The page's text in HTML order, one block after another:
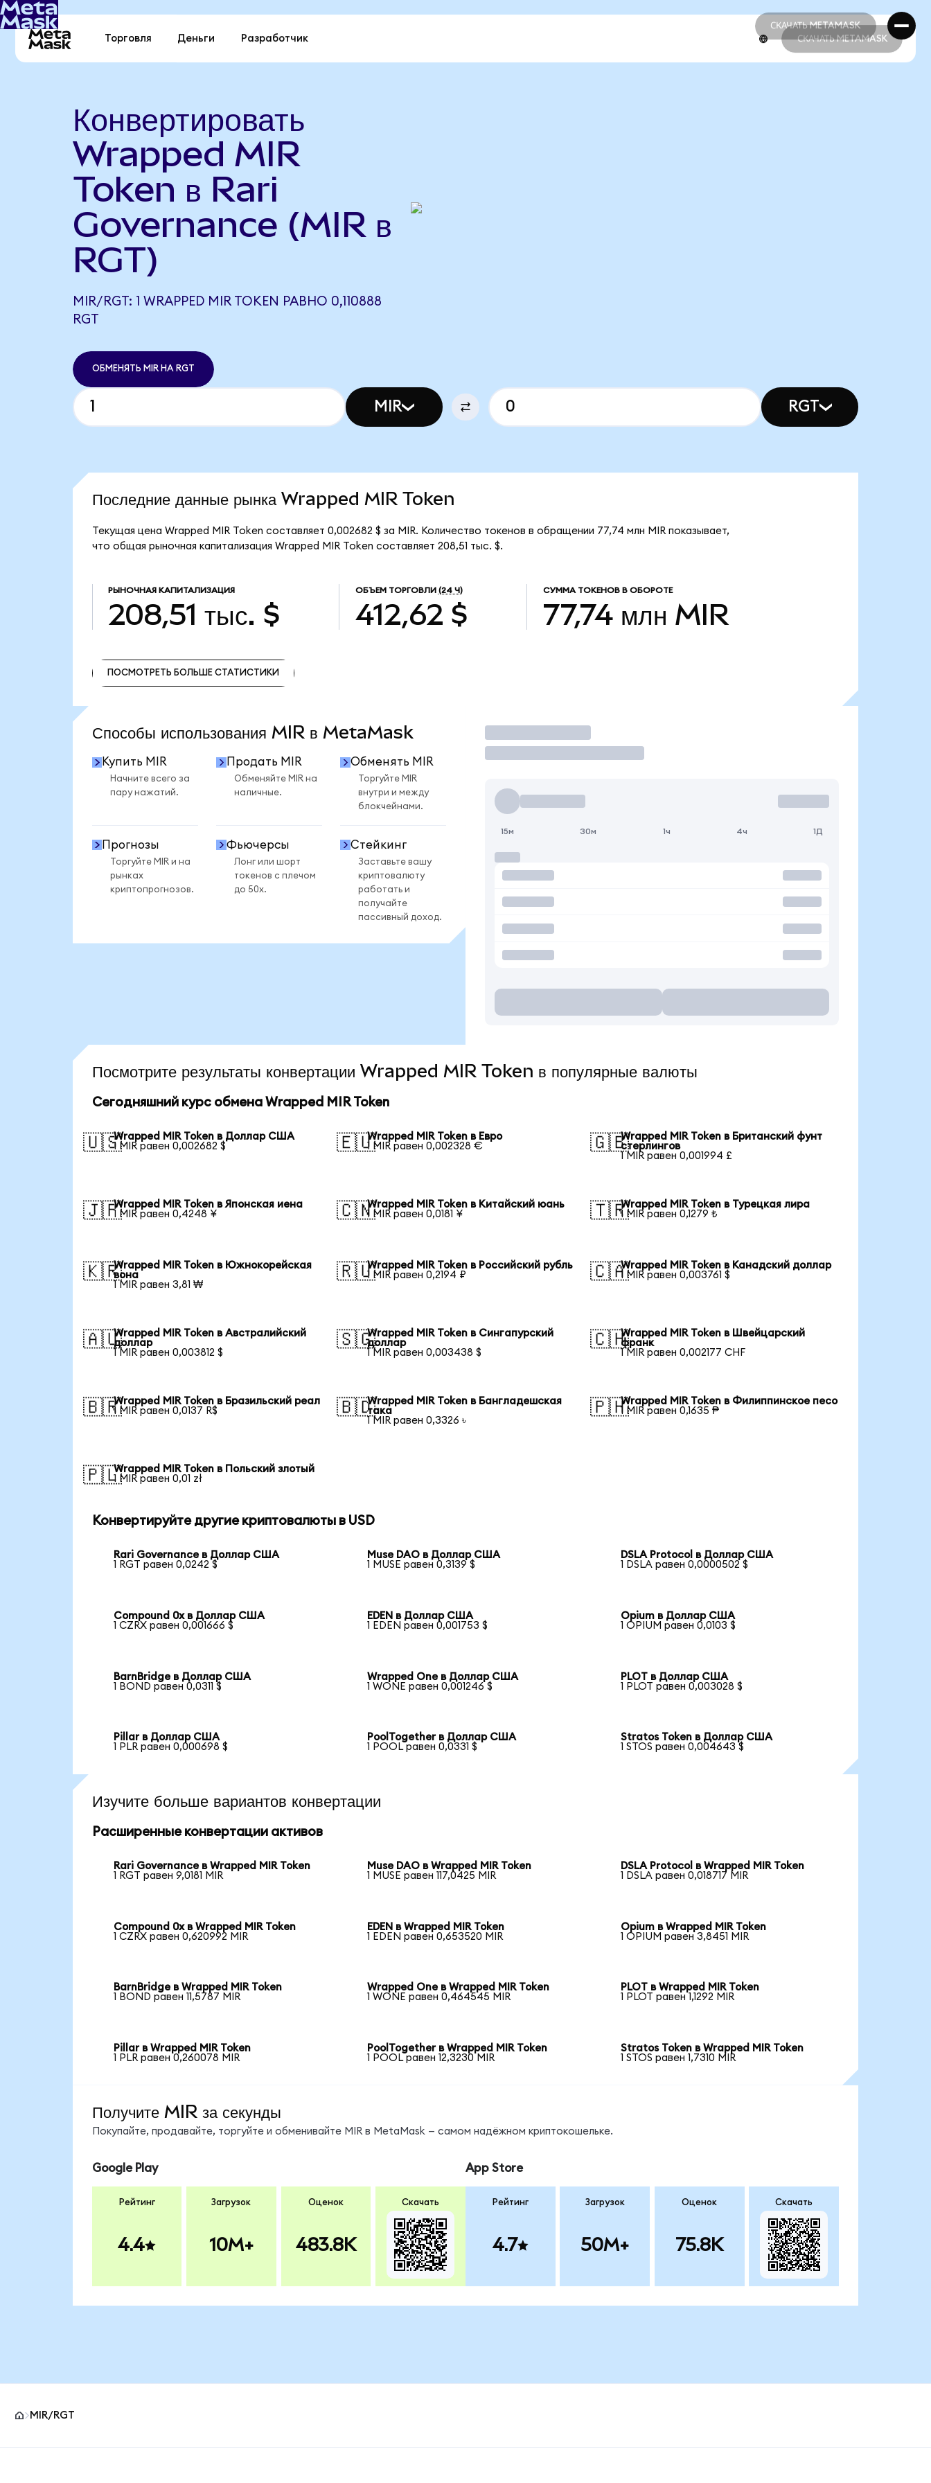
СКАЧАТЬ METAMASK
СКАЧАТЬ METAMASK
Торговля Деньги Разработчик СКАЧАТЬ METAMASK
Конвертировать
Wrapped MIR
Token в Rari
Governance (MIR в
RGT)
MIR/RGT: 1 WRAPPED MIR TOKEN РАВНО 0,110888
RGT
ОБМЕНЯТЬ MIR НА RGT
MIR RGT
Последние данные рынка Wrapped MIR Token
Текущая цена Wrapped MIR Token составляет 0,002682 $ за MIR. Количество токенов в обращении 77,74 млн MIR показывает,
что общая рыночная капитализация Wrapped MIR Token составляет 208,51 тыс. $.
РЫНОЧНАЯ КАПИТАЛИЗАЦИЯ
208,51 тыс. $
ОБЪЕМ ТОРГОВЛИ (24 Ч)
412,62 $
СУММА ТОКЕНОВ В ОБОРОТЕ
77,74 млн MIR
ПОСМОТРЕТЬ БОЛЬШЕ СТАТИСТИКИ
Способы использования MIR в MetaMask
Купить MIR
Начните всего за
пару нажатий.
Продать MIR
Обменяйте MIR на
наличные.
Обменять MIR
Торгуйте MIR
внутри и между
блокчейнами.
Прогнозы
Торгуйте MIR и на
рынках
криптопрогнозов.
Фьючерсы
Лонг или шорт
токенов с плечом
до 50x.
Стейкинг
Заставьте вашу
криптовалюту
работать и
получайте
пассивный доход.
Торговать
15м 30м 1ч 4ч 1Д
Посмотрите результаты конвертации Wrapped MIR Token в популярные валюты
Сегодняшний курс обмена Wrapped MIR Token
🇺🇸Wrapped MIR Token в Доллар США
1 MIR равен 0,002682 $
🇪🇺Wrapped MIR Token в Евро
1 MIR равен 0,002328 €
🇬🇧Wrapped MIR Token в Британский фунт
стерлингов
1 MIR равен 0,001994 £
🇯🇵Wrapped MIR Token в Японская иена
1 MIR равен 0,4248 ¥
🇨🇳Wrapped MIR Token в Китайский юань
1 MIR равен 0,0181 ¥
🇹🇷Wrapped MIR Token в Турецкая лира
1 MIR равен 0,1279 ₺
🇰🇷Wrapped MIR Token в Южнокорейская
вона
1 MIR равен 3,81 ₩
🇷🇺Wrapped MIR Token в Российский рубль
1 MIR равен 0,2194 ₽
🇨🇦Wrapped MIR Token в Канадский доллар
1 MIR равен 0,003761 $
🇦🇺Wrapped MIR Token в Австралийский
доллар
1 MIR равен 0,003812 $
🇸🇬Wrapped MIR Token в Сингапурский
доллар
1 MIR равен 0,003438 $
🇨🇭Wrapped MIR Token в Швейцарский
франк
1 MIR равен 0,002177 CHF
🇧🇷Wrapped MIR Token в Бразильский реал
1 MIR равен 0,0137 R$
🇧🇩Wrapped MIR Token в Бангладешская
така
1 MIR равен 0,3326 ৳
🇵🇭Wrapped MIR Token в Филиппинское песо
1 MIR равен 0,1635 ₱
🇵🇱Wrapped MIR Token в Польский злотый
1 MIR равен 0,01 zł
Конвертируйте другие криптовалюты в USD
Rari Governance в Доллар США
1 RGT равен 0,0242 $
Muse DAO в Доллар США
1 MUSE равен 0,3139 $
DSLA Protocol в Доллар США
1 DSLA равен 0,0000502 $
Compound 0x в Доллар США
1 CZRX равен 0,001666 $
EDEN в Доллар США
1 EDEN равен 0,001753 $
Opium в Доллар США
1 OPIUM равен 0,0103 $
BarnBridge в Доллар США
1 BOND равен 0,0311 $
Wrapped One в Доллар США
1 WONE равен 0,001246 $
PLOT в Доллар США
1 PLOT равен 0,003028 $
Pillar в Доллар США
1 PLR равен 0,000698 $
PoolTogether в Доллар США
1 POOL равен 0,0331 $
Stratos Token в Доллар США
1 STOS равен 0,004643 $
Изучите больше вариантов конвертации
Расширенные конвертации активов
Rari Governance в Wrapped MIR Token
1 RGT равен 9,0181 MIR
Muse DAO в Wrapped MIR Token
1 MUSE равен 117,0425 MIR
DSLA Protocol в Wrapped MIR Token
1 DSLA равен 0,018717 MIR
Compound 0x в Wrapped MIR Token
1 CZRX равен 0,620992 MIR
EDEN в Wrapped MIR Token
1 EDEN равен 0,653520 MIR
Opium в Wrapped MIR Token
1 OPIUM равен 3,8451 MIR
BarnBridge в Wrapped MIR Token
1 BOND равен 11,5787 MIR
Wrapped One в Wrapped MIR Token
1 WONE равен 0,464545 MIR
PLOT в Wrapped MIR Token
1 PLOT равен 1,1292 MIR
Pillar в Wrapped MIR Token
1 PLR равен 0,260078 MIR
PoolTogether в Wrapped MIR Token
1 POOL равен 12,3230 MIR
Stratos Token в Wrapped MIR Token
1 STOS равен 1,7310 MIR
Получите MIR за секунды
Покупайте, продавайте, торгуйте и обменивайте MIR в MetaMask — самом надёжном криптокошельке.
Google Play
Рейтинг
4.4
Загрузок
10M+
Оценок
483.8K
Скачать
App Store
Рейтинг
4.7
Загрузок
50M+
Оценок
75.8K
Скачать
MIR/RGT